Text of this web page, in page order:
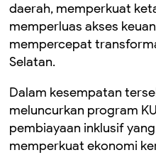
daerah, memperkuat
memperluas akses
mempercepat
Selatan.
Dalam kesempatan
meluncurkan program
pembiayaan inklusif
memperkuat ekonomi